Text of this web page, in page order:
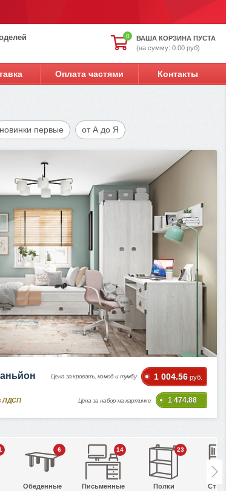
0
ВАША КОРЗИНА ПУСТА
(на сумму: 0.00 руб)
Оплата частями Контакты
новинки первые от А до Я
Цена за кровать, комод и тумбу 1 004.56 руб.
ЛДСП Цена за набор на картинке 1 474.88
6
Обеденные
14
Письменные
23
Полки